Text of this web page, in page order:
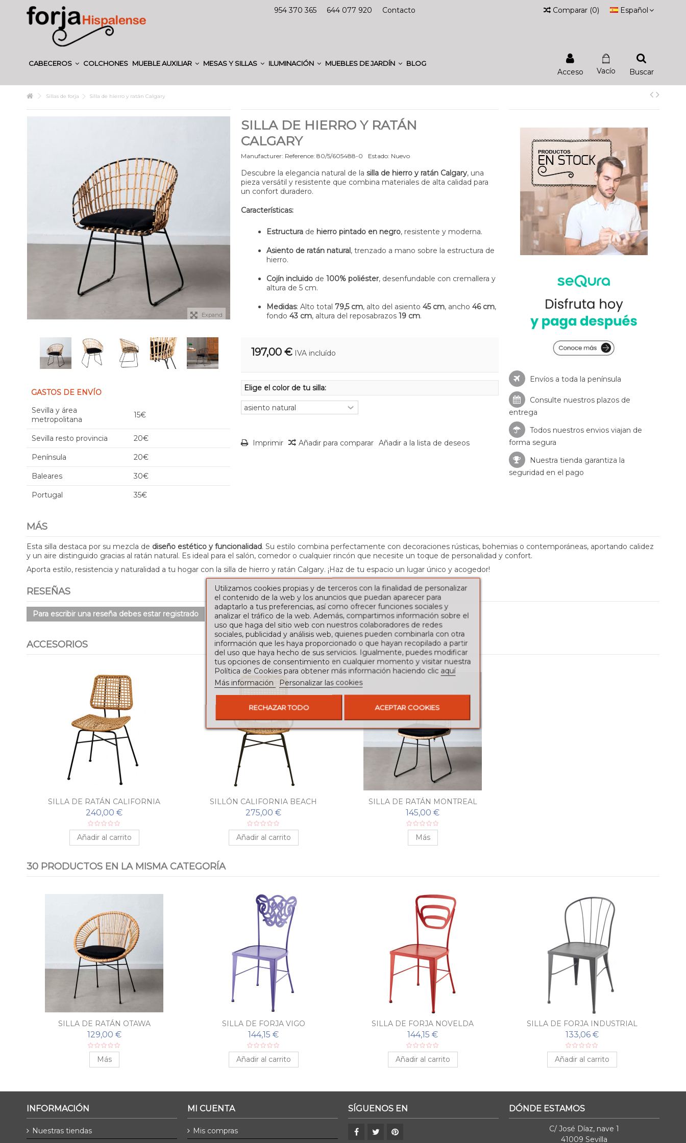
954 370 365 644 077 920 Contacto Español
Comparar (0)
CABECEROS COLCHONES MUEBLE AUXILIAR MESAS Y SILLAS ILUMINACIÓN MUEBLES DE JARDÍN BLOG
Buscar
Vacío
Acceso
Sillas de forja Silla de hierro y ratán Calgary
Expand
GASTOS DE ENVÍO
Sevilla y área
metropolitana
15€
Sevilla resto provincia 20€
Península 20€
Baleares 30€
Portugal 35€
SILLA DE HIERRO Y RATÁN
CALGARY
Manufacturer: Reference: 80/5/605488-0 Estado: Nuevo
Descubre la elegancia natural de la silla de hierro y ratán Calgary, una
pieza versátil y resistente que combina materiales de alta calidad para
un confort duradero.
Características:
Estructurade hierro pintado en negro, resistente y moderna.
Asiento de ratán natural, trenzado a mano sobre la estructura de
hierro.
Cojín incluidode 100% poliéster, desenfundable con cremallera y
altura de 5 cm.
Medidas: Alto total 79,5 cm, alto del asiento 45 cm, ancho 46 cm,
fondo 43 cm, altura del reposabrazos 19 cm.
197,00 € IVA incluído
Elige el color de tu silla:
Imprimir Añadir para comparar Añadir a la lista de deseos
Envíos a toda la península
Consulte nuestros plazos de
entrega
Todos nuestros envios viajan de
forma segura
Nuestra tienda garantiza la
seguridad en el pago
MÁS
Esta silla destaca por su mezcla de diseño estético y funcionalidad. Su estilo combina perfectamente con decoraciones rústicas, bohemias o contemporáneas, aportando calidez
y un aire distinguido gracias al ratán natural. Es ideal para el salón, comedor o cualquier rincón que necesite un toque de personalidad y confort.
Aporta estilo, resistencia y naturalidad a tu hogar con la silla de hierro y ratán Calgary. ¡Haz de tu espacio un lugar único y acogedor!
RESEÑAS
Para escribir una reseña debes estar registrado
ACCESORIOS
SILLA DE RATÁN CALIFORNIA
240,00 €
Añadir al carrito
SILLÓN CALIFORNIA BEACH
275,00 €
Añadir al carrito
SILLA DE RATÁN MONTREAL
145,00 €
Más
30 PRODUCTOS EN LA MISMA CATEGORÍA
SILLA DE RATÁN OTAWA
129,00 €
Más
SILLA DE FORJA VIGO
144,15 €
Añadir al carrito
SILLA DE FORJA NOVELDA
144,15 €
Añadir al carrito
SILLA DE FORJA INDUSTRIAL
MADRID
133,06 €
Añadir al carrito
INFORMACIÓN
Nuestras tiendas
MI CUENTA
Mis compras
SÍGUENOS EN DÓNDE ESTAMOS
C/ José Díaz, nave 1
41009 Sevilla
Utilizamos cookies propias y de terceros con la finalidad de personalizar
el contenido de la web y los anuncios que puedan aparecer para
adaptarlo a tus preferencias, así como ofrecer funciones sociales y
analizar el tráfico de la web. Además, compartimos información sobre el
uso que haga del sitio web con nuestros colaboradores de redes
sociales, publicidad y análisis web, quienes pueden combinarla con otra
información que les haya proporcionado o que hayan recopilado a partir
del uso que haya hecho de sus servicios. Igualmente, puedes modificar
tus opciones de consentimiento en cualquier momento y visitar nuestra
Política de Cookies para obtener más información haciendo clic aquí
Más información
Personalizar las cookies
RECHAZAR TODO ACEPTAR COOKIES